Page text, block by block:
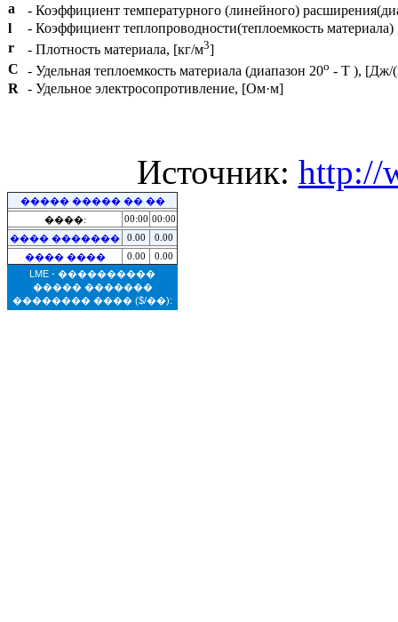
a
- Коэффициент температурного (линейного)
l
- Коэффициент теплопроводности(теплоемкость
r
- Плотность материала, [кг/м3]
C
- Удельная теплоемкость материала (диапазон 20o - T ), [Дж/
R - Удельное электросопротивление, [Ом·м]
Источник: http://
����� ����� �� ��
����:
00:00 00:00
���� �������
0.00
0.00
���� ����
0.00
0.00
LME - ����������
����� �������
�������� ���� ($/��):